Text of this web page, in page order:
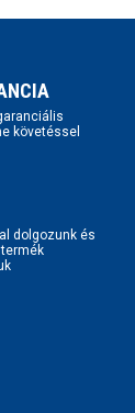
követéssel
dolgozunk és